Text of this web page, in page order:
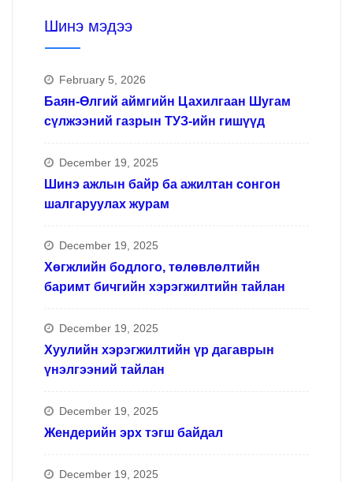
Шинэ мэдээ
February 5, 2026
Баян-Өлгий аймгийн Цахилгаан Шугам
сүлжээний газрын ТУЗ-ийн гишүүд
December 19, 2025
Шинэ ажлын байр ба ажилтан сонгон
шалгаруулах журам
December 19, 2025
Хөгжлийн бодлого, төлөвлөлтийн
баримт бичгийн хэрэгжилтийн тайлан
December 19, 2025
Хуулийн хэрэгжилтийн үр дагаврын
үнэлгээний тайлан
December 19, 2025
Жендерийн эрх тэгш байдал
December 19, 2025